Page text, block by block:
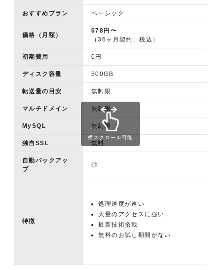
おすすめプラン ベーシック
価格（月額）
678円〜
（36ヶ月契約、税込）
初期費用 0円
ディスク容量 500GB
転送量の目安 無制限
マルチドメイン 無制限
MySQL 無制限
独自SSL 無料
自動バックアッ
プ
◎
特徴
処理速度が速い
大量のアクセスに強い
最新技術搭載
無料のお試し期間がない
横スクロール可能